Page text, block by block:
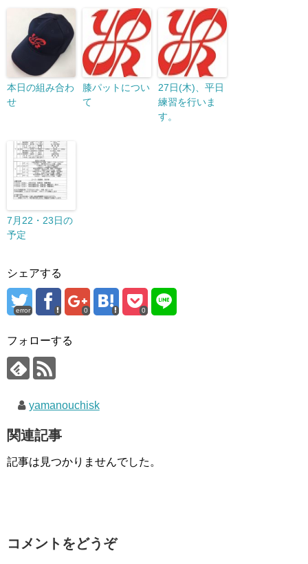
本日の組み合わ
せ
膝パットについ
て
27日(木)、平日
練習を行いま
す。
7月22・23日の
予定
シェアする
error 0 0
フォローする
yamanouchisk
関連記事
記事は見つかりませんでした。
コメントをどうぞ